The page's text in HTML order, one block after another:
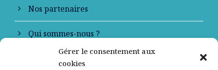
Gérer le consentement aux
cookies
Nos partenaires
Qui sommes-nous ?
Contactez-nous